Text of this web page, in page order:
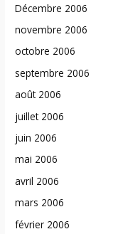
Décembre 2006
novembre 2006
octobre 2006
septembre 2006
août 2006
juillet 2006
juin 2006
mai 2006
avril 2006
mars 2006
février 2006